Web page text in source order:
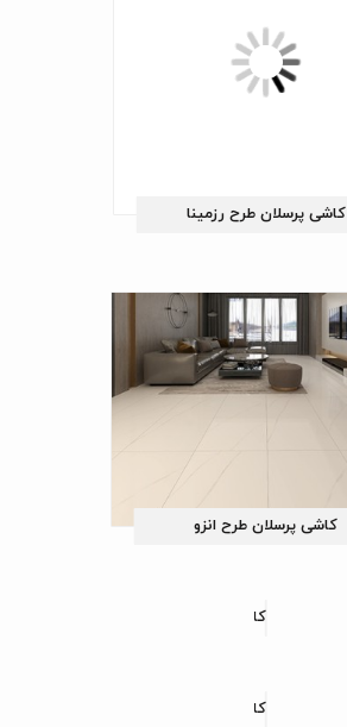
کاشی پرسلان طرح رزمینا
کاشی پرسلان طرح انزو
کاشی پرسلان طرح هیراژ
کاشی پرسلان طرح مهراد